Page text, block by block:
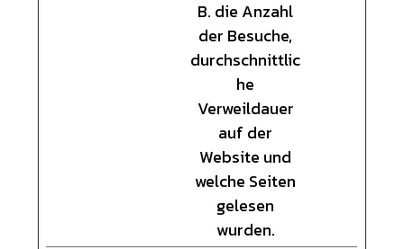
B. die Anzahl
der Besuche,
durchschnittlic
he
Verweildauer
auf der
Website und
welche Seiten
gelesen
wurden.